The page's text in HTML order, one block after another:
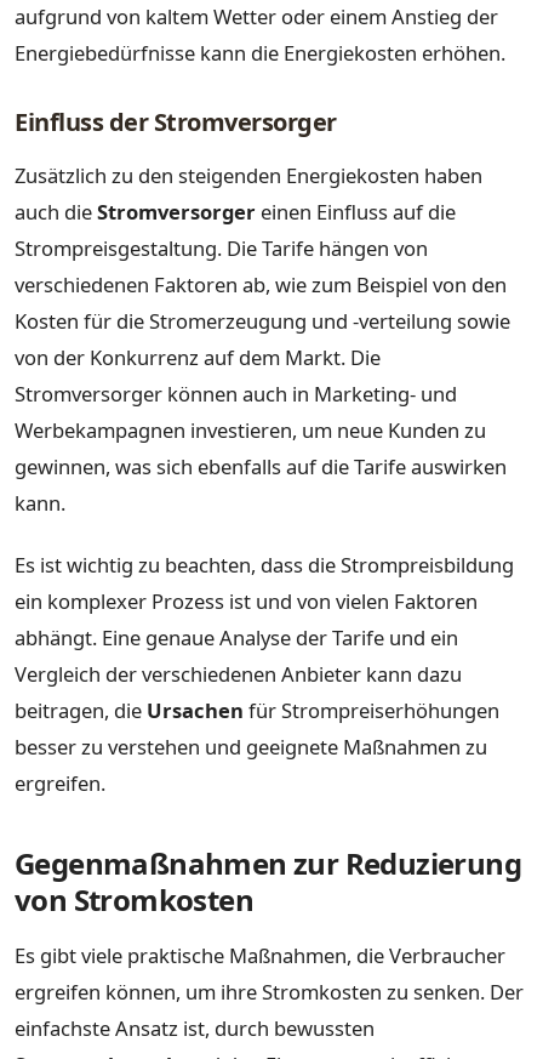
aufgrund von kaltem Wetter oder einem Anstieg der
Energiebedürfnisse kann die Energiekosten erhöhen.
Einfluss der Stromversorger
Zusätzlich zu den steigenden Energiekosten haben
auch dieStromversorger einen Einfluss auf die
Strompreisgestaltung. Die Tarife hängen von
verschiedenen Faktoren ab, wie zum Beispiel von den
Kosten für die Stromerzeugung und -verteilung sowie
von der Konkurrenz auf dem Markt. Die
Stromversorger können auch in Marketing- und
Werbekampagnen investieren, um neue Kunden zu
gewinnen, was sich ebenfalls auf die Tarife auswirken
kann.
Es ist wichtig zu beachten, dass die Strompreisbildung
ein komplexer Prozess ist und von vielen Faktoren
abhängt. Eine genaue Analyse der Tarife und ein
Vergleich der verschiedenen Anbieter kann dazu
beitragen, die Ursachen für Strompreiserhöhungen
besser zu verstehen und geeignete Maßnahmen zu
ergreifen.
Gegenmaßnahmen zur Reduzierung
von Stromkosten
Es gibt viele praktische Maßnahmen, die Verbraucher
ergreifen können, um ihre Stromkosten zu senken. Der
einfachste Ansatz ist, durch bewussten